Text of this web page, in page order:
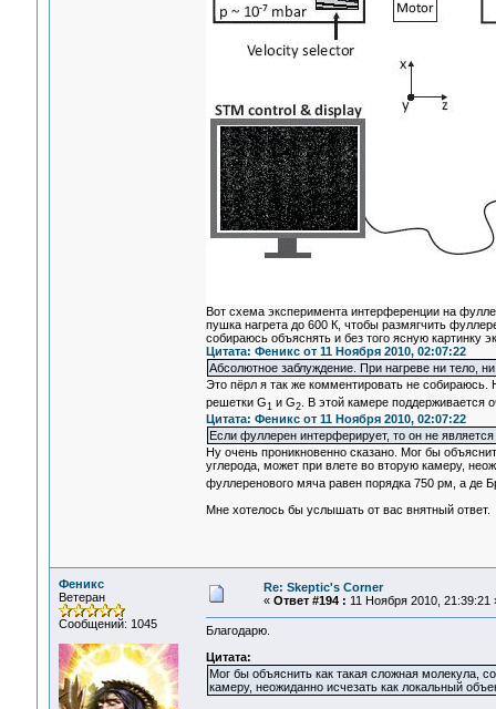
Вот схема эксперимента интерференции на
пушка нагрета до 600 К, чтобы размягчить
собираюсь объяснять и без того ясную картинку
Цитата: Феникс от 11 Ноября 2010, 02:07:22
Абсолютное заблуждение. При нагреве ни тело,
Это пёрл я так же комментировать не собираюсь.
решетки G1 и G2. В этой камере поддерживается
Цитата: Феникс от 11 Ноября 2010, 02:07:22
Если фуллерен интерферирует, то он не
Ну очень проникновенно сказано. Мог бы
углерода, может при влете во вторую камеру,
фуллеренового мяча равен порядка 750 рм, а де
Мне хотелось бы услышать от вас внятный ответ.
Феникс
Ветеран
Сообщений: 1045
Re: Skeptic's Corner
« Ответ #194 : 11 Ноября 2010, 21:39:21
Благодарю.
Цитата:
Мог бы объяснить как такая сложная молекула,
камеру, неожиданно исчезать как локальный